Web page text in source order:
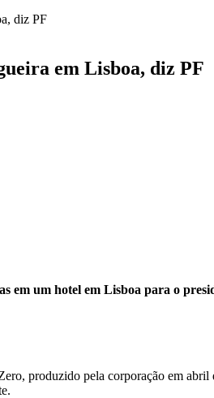
diz PF
em Lisboa, diz PF
um hotel em Lisboa para o
produzido pela corporação em